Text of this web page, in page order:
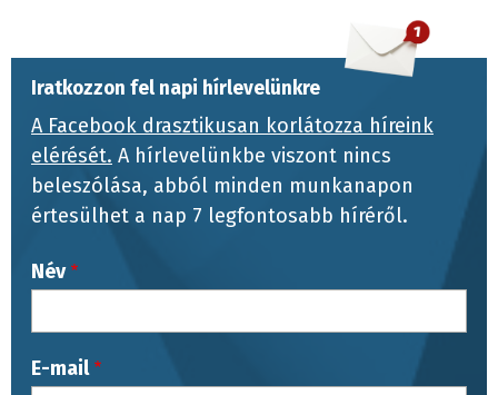
Iratkozzon fel napi hírlevelünkre
A Facebook drasztikusan korlátozza híreink
elérését. A hírlevelünkbe viszont nincs
beleszólása, abból minden munkanapon
értesülhet a nap 7 legfontosabb híréről.
Név
E-mail